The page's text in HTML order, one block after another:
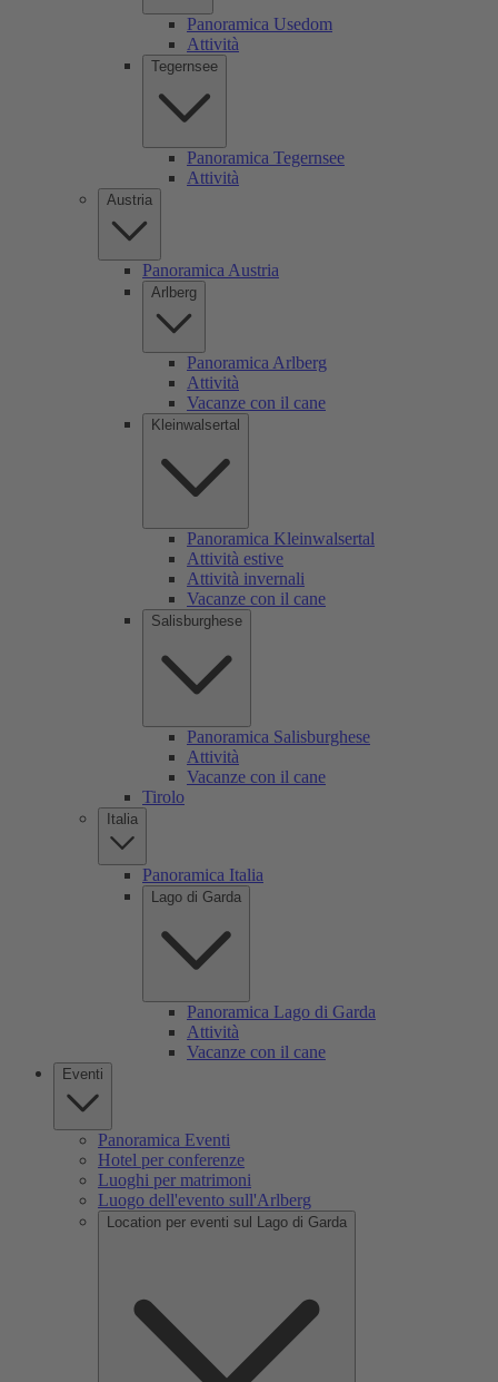
Panoramica Usedom
Attività
Tegernsee
Panoramica Tegernsee
Attività
Austria
Panoramica Austria
Arlberg
Panoramica Arlberg
Attività
Vacanze con il cane
Kleinwalsertal
Panoramica Kleinwalsertal
Attività estive
Attività invernali
Vacanze con il cane
Salisburghese
Panoramica Salisburghese
Attività
Vacanze con il cane
Tirolo
Italia
Panoramica Italia
Lago di Garda
Panoramica Lago di Garda
Attività
Vacanze con il cane
Eventi
Panoramica Eventi
Hotel per conferenze
Luoghi per matrimoni
Luogo dell'evento sull'Arlberg
Location per eventi sul Lago di Garda